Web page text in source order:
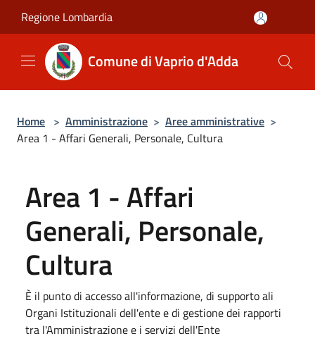
Regione Lombardia
Comune di Vaprio d'Adda
Home > Amministrazione > Aree amministrative >
Area 1 - Affari Generali, Personale, Cultura
Area 1 - Affari
Generali, Personale,
Cultura
È il punto di accesso all'informazione, di supporto ali
Organi Istituzionali dell'ente e di gestione dei rapporti
tra l'Amministrazione e i servizi dell'Ente